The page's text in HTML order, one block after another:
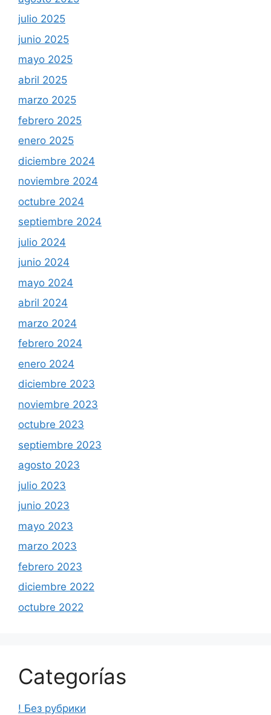
julio 2025
junio 2025
mayo 2025
abril 2025
marzo 2025
febrero 2025
enero 2025
diciembre 2024
noviembre 2024
octubre 2024
septiembre 2024
julio 2024
junio 2024
mayo 2024
abril 2024
marzo 2024
febrero 2024
enero 2024
diciembre 2023
noviembre 2023
octubre 2023
septiembre 2023
agosto 2023
julio 2023
junio 2023
mayo 2023
marzo 2023
febrero 2023
diciembre 2022
octubre 2022
Categorías
! Без рубрики